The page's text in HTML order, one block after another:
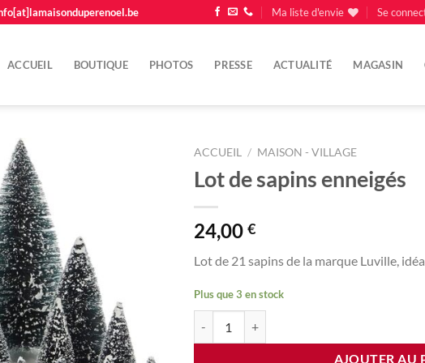
Ma liste d'envie Se
ACCUEIL BOUTIQUE PHOTOS PRESSE ACTUALITÉ MAGASIN
ACCUEIL / MAISON - VILLAGE
Lot de sapins enneigés
24,00 €
Lot de 21 sapins de la marque Luville,
Plus que 3 en stock
AJOUTER AU